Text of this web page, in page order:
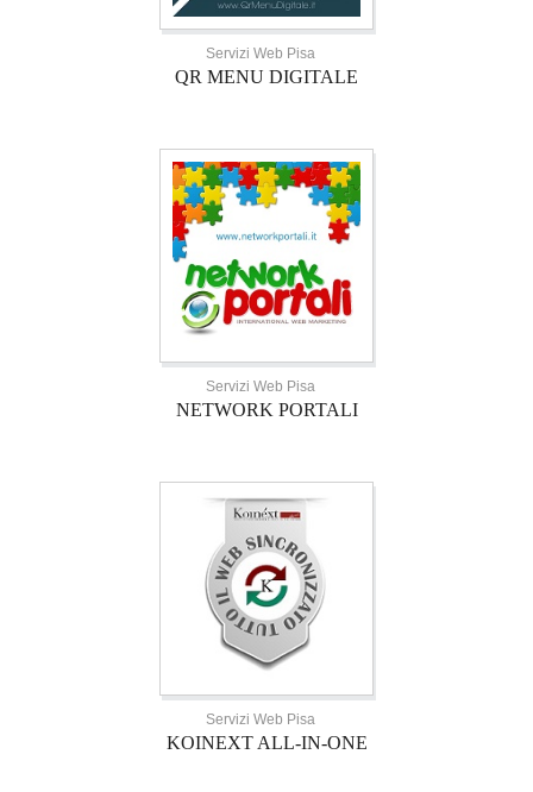
Servizi Web Pisa
QR MENU DIGITALE
Servizi Web Pisa
NETWORK PORTALI
Servizi Web Pisa
KOINEXT ALL-IN-ONE